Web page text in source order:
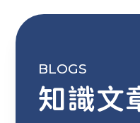
BLOGS
知識文